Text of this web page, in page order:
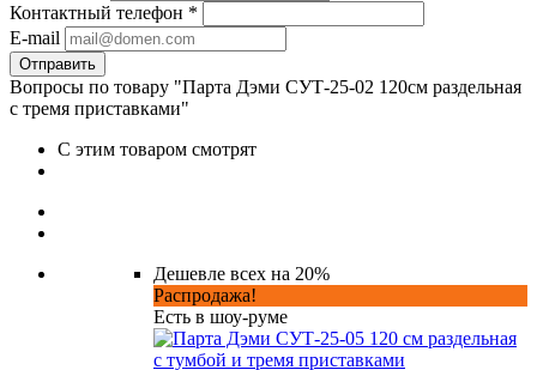
Контактный телефон *
E-mail
Вопросы по товару "Парта Дэми СУТ-25-02 120см раздельная
с тремя приставками"
С этим товаром смотрят
Дешевле всех на 20%
Распродажа!
Есть в шоу-руме